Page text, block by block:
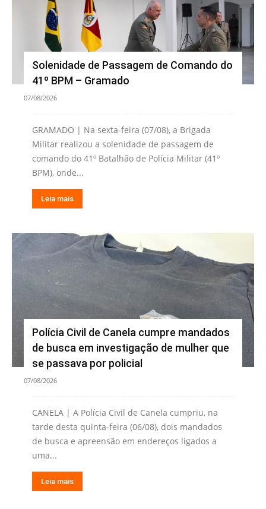
Solenidade de Passagem de Comando do
41º BPM – Gramado
07/08/2026
GRAMADO | Na sexta-feira (07/08), a Brigada
Militar realizou a solenidade de passagem de
comando do 41º Batalhão de Polícia Militar (41º
BPM), onde...
Leia mais
Polícia Civil de Canela cumpre mandados
de busca em investigação de mulher que
se passava por policial
07/08/2026
CANELA | A Polícia Civil de Canela cumpriu, na
tarde desta quinta-feira (06/08), dois mandados
de busca e apreensão em endereços ligados a
uma...
Leia mais